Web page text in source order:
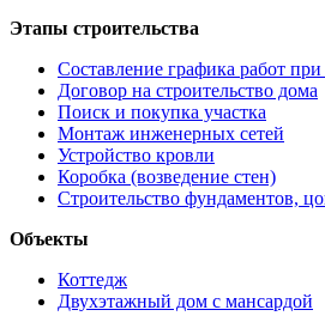
Этапы строительства
Составление графика работ при
Договор на строительство дома
Поиск и покупка участка
Монтаж инженерных сетей
Устройство кровли
Коробка (возведение стен)
Строительство фундаментов,
Объекты
Коттедж
Двухэтажный дом с мансардой